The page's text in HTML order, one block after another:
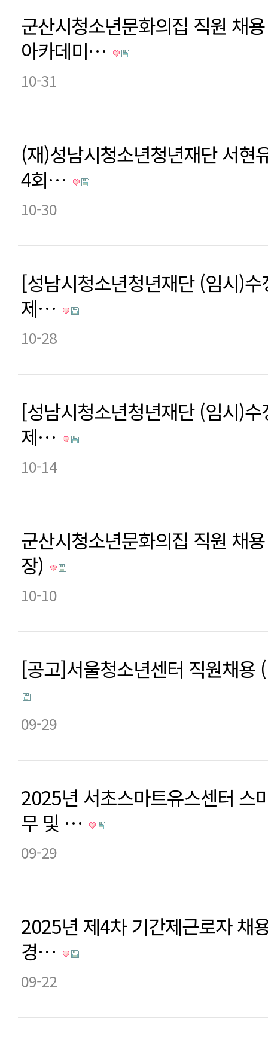
군산시청소년문화의집 직원 채
아카데미…
10-31
(재)성남시청소년청년재단 서현
4회…
10-30
[성남시청소년청년재단 (임시)
제…
10-28
[성남시청소년청년재단 (임시)
제…
10-14
군산시청소년문화의집 직원 채
장)
10-10
[공고]서울청소년센터 직원채용
09-29
2025년 서초스마트유스센터 스
무 및 …
09-29
2025년 제4차 기간제근로자 채
경…
09-22